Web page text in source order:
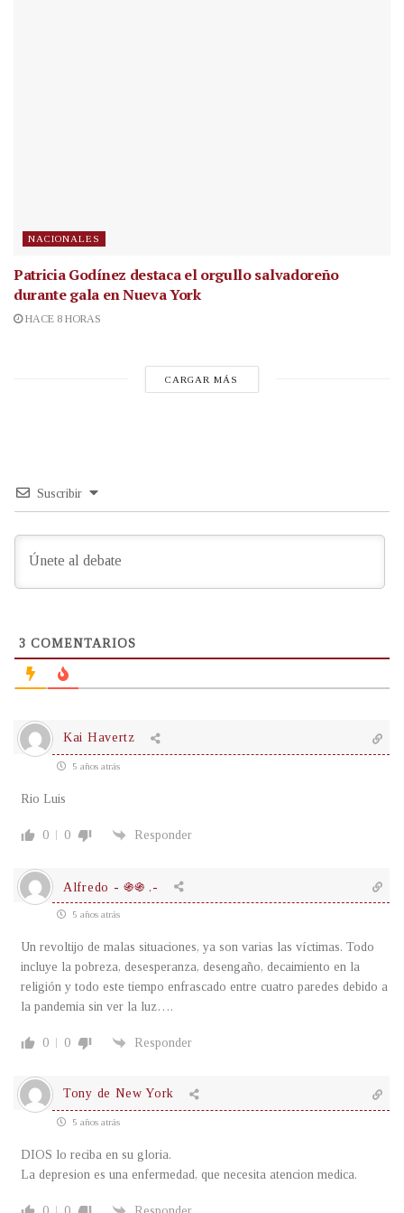
NACIONALES
Patricia Godínez destaca el orgullo salvadoreño
durante gala en Nueva York
HACE 8 HORAS
CARGAR MÁS
Suscribir
3 COMENTARIOS
Kai Havertz
5 años atrás
Rio Luis
0 0 Responder
Alfredo - ֍֍ .-
5 años atrás
Un revoltijo de malas situaciones, ya son varias las víctimas. Todo
incluye la pobreza, desesperanza, desengaño, decaimiento en la
religión y todo este tiempo enfrascado entre cuatro paredes debido a
la pandemia sin ver la luz….
0 0 Responder
Tony de New York
5 años atrás
DIOS lo reciba en su gloria.
La depresion es una enfermedad, que necesita atencion medica.